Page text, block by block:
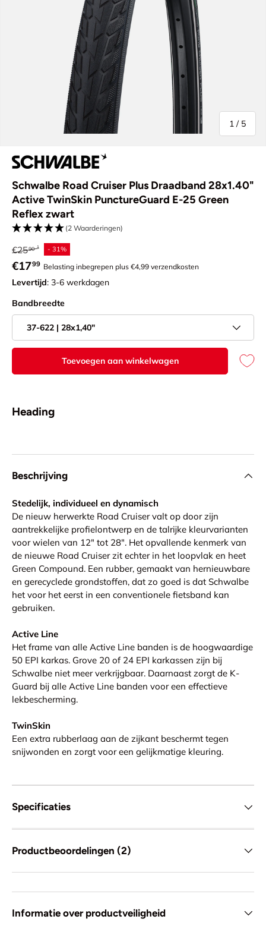
1 / van
5
Schwalbe Road Cruiser Plus Draadband 28x1.40"
Active TwinSkin PunctureGuard E-25 Green
Reflex zwart
(2 Waarderingen)
Reguliere prijs
€2590 - 31%
Verkoopprijs
€1799 Belasting inbegrepen plus €4,99 verzendkosten
Levertijd: 3-6 werkdagen
Bandbreedte
37-622 | 28x1,40"
Toevoegen aan winkelwagen
Heading
Beschrijving
Stedelijk, individueel en dynamisch
De nieuw herwerkte Road Cruiser valt op door zijn
aantrekkelijke profielontwerp en de talrijke kleurvarianten
voor wielen van 12" tot 28". Het opvallende kenmerk van
de nieuwe Road Cruiser zit echter in het loopvlak en heet
Green Compound. Een rubber, gemaakt van hernieuwbare
en gerecyclede grondstoffen, dat zo goed is dat Schwalbe
het voor het eerst in een conventionele fietsband kan
gebruiken.
Active Line
Het frame van alle Active Line banden is de hoogwaardige
50 EPI karkas. Grove 20 of 24 EPI karkassen zijn bij
Schwalbe niet meer verkrijgbaar. Daarnaast zorgt de K-
Guard bij alle Active Line banden voor een effectieve
lekbescherming.
TwinSkin
Een extra rubberlaag aan de zijkant beschermt tegen
snijwonden en zorgt voor een gelijkmatige kleuring.
Specificaties
Productbeoordelingen (2)
Informatie over productveiligheid